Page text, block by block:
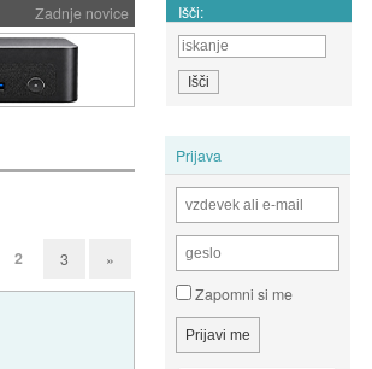
Zadnje novice Išči:
Prijava
Zapomni si me
2 3 »